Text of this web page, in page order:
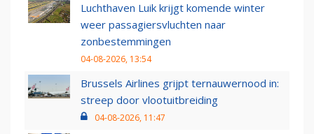
Luchthaven Luik krijgt komende winter
weer passagiersvluchten naar
zonbestemmingen
04-08-2026, 13:54
Brussels Airlines grijpt ternauwernood in:
streep door vlootuitbreiding
04-08-2026, 11:47